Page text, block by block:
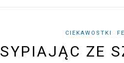
CIEKAWOSTKI
SYPIAJĄC ZE